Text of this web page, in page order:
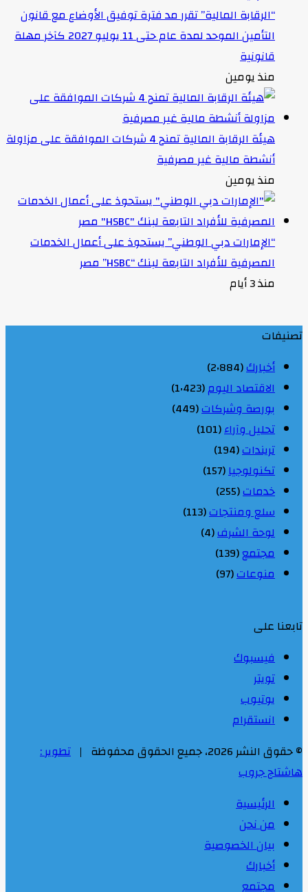
“الرقابة المالية” تقرر مد فترة توفيق الأوضاع مع قانون
التأمين الموحد لمدة عام حتى 11 يوليو 2027 كآخر مهلة
قانونية
منذ يومين
هيئة الرقابة المالية تمنح 4 شركات الموافقة على مزاولة
أنشطة مالية غير مصرفية
منذ يومين
“الإمارات دبي الوطني” يستحوذ على أعمال الخدمات
المصرفية للأفراد التابعة لبنك “HSBC” مصر
منذ 3 أيام
تصنيفات
أخبارك(2٬884)
الاقتصاد اليوم(1٬423)
بورصة وشركات(449)
تحليل وآراء(101)
تريندات(194)
تكنولوجيا(157)
خدمات(255)
سلع ومنتجات(113)
لوحة الشرف(4)
مجتمع(139)
منوعات(97)
تابعنا على
فيسبوك
تويتر
يوتيوب
انستقرام
© حقوق النشر 2026، جميع الحقوق محفوظة |
تطوير :
هاشتاج جروب
الرئيسية
من نحن
بيان الخصوصية
أخبارك
مجتمع